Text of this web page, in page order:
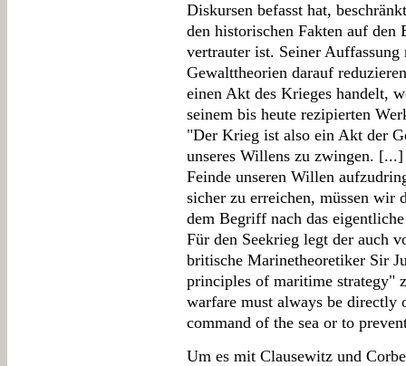
Diskursen befasst hat,
den historischen Fakten auf
vertrauter ist. Seiner
Gewalttheorien darauf
einen Akt des Krieges handelt,
seinem bis heute rezipierten
"Der Krieg ist also ein Akt der
unseres Willens zu zwingen.
Feinde unseren Willen
sicher zu erreichen, müssen wir
dem Begriff nach das
Für den Seekrieg legt der auch
britische Marinetheoretiker Sir
principles of maritime strategy"
warfare must always be directly
command of the sea or to
Um es mit Clausewitz und